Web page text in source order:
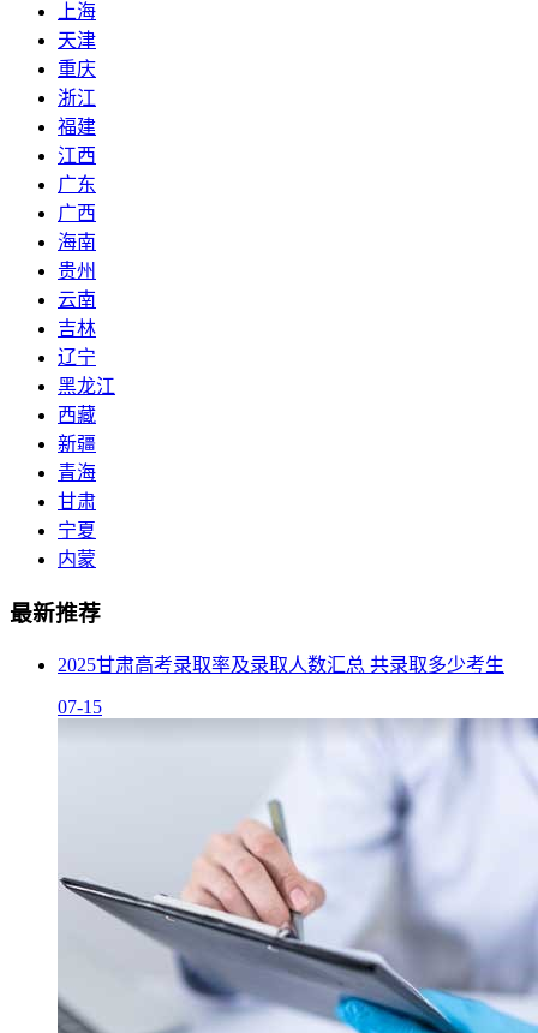
上海
天津
重庆
浙江
福建
江西
广东
广西
海南
贵州
云南
吉林
辽宁
黑龙江
西藏
新疆
青海
甘肃
宁夏
内蒙
最新推荐
2025甘肃高考录取率及录取人数汇总 共录取多少考生
07-15